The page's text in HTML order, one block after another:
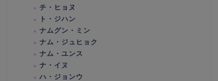
チ・ヒョヌ
ト・ジハン
ナムグン・ミン
ナム・ジュヒョク
ナム・ユンス
ナ・イヌ
ハ・ジョンウ